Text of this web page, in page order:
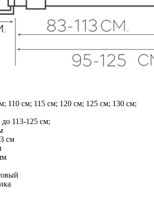
110 см; 115 см; 120 см; 125 см; 130 см;
113-125 см;
см